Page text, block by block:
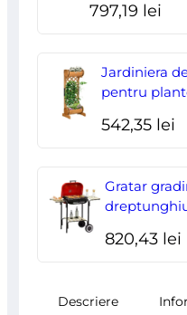
2.95×2.95×2.55
797,19 lei
Jardiniera
pentru
542,35 lei
Gratar
820,43 lei
Descriere